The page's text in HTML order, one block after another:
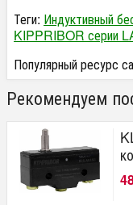
Теги: Индуктивный
KIPPRIBOR серии
Популярный ресурс
Рекомендуем